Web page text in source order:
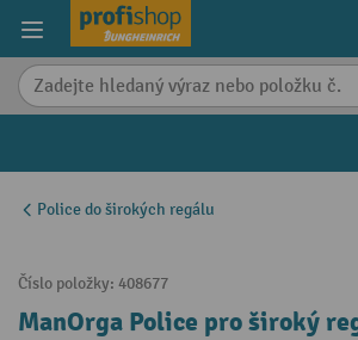
content
Police do širokých regálu
Číslo položky: 408677
ManOrga Police pro široký